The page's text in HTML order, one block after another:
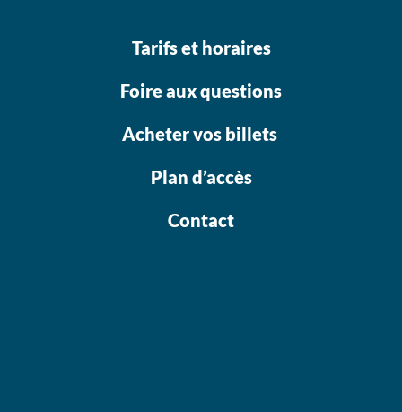
Tarifs et horaires
Foire aux questions
Acheter vos billets
Plan d’accès
Contact